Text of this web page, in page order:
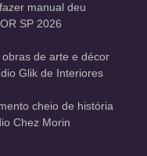
manual deu
SP 2026
de arte e décor
Glik de Interiores
cheio de história
Chez Morin